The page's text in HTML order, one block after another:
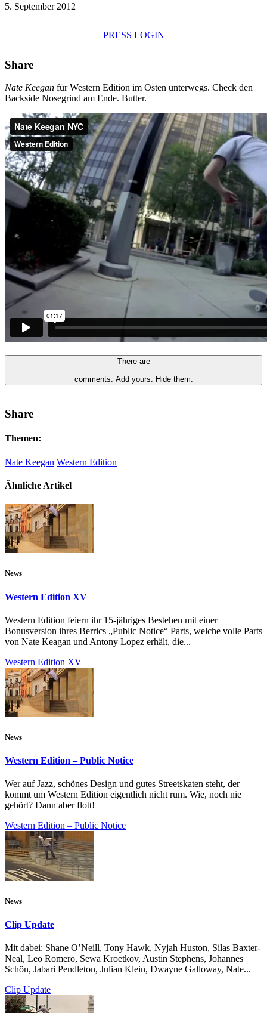
5. September 2012
PRESS LOGIN
Share
Nate Keegan für Western Edition im Osten unterwegs. Check den
Backside Nosegrind am Ende. Butter.
There are
comments. Add yours. Hide them.
Share
Themen:
Nate Keegan Western Edition
Ähnliche Artikel
News
Western Edition XV
Western Edition feiern ihr 15-jähriges Bestehen mit einer
Bonusversion ihres Berrics „Public Notice“ Parts, welche volle Parts
von Nate Keagan und Antony Lopez erhält, die...
Western Edition XV
News
Western Edition – Public Notice
Wer auf Jazz, schönes Design und gutes Streetskaten steht, der
kommt um Western Edition eigentlich nicht rum. Wie, noch nie
gehört? Dann aber flott!
Western Edition – Public Notice
News
Clip Update
Mit dabei: Shane O’Neill, Tony Hawk, Nyjah Huston, Silas Baxter-
Neal, Leo Romero, Sewa Kroetkov, Austin Stephens, Johannes
Schön, Jabari Pendleton, Julian Klein, Dwayne Galloway, Nate...
Clip Update